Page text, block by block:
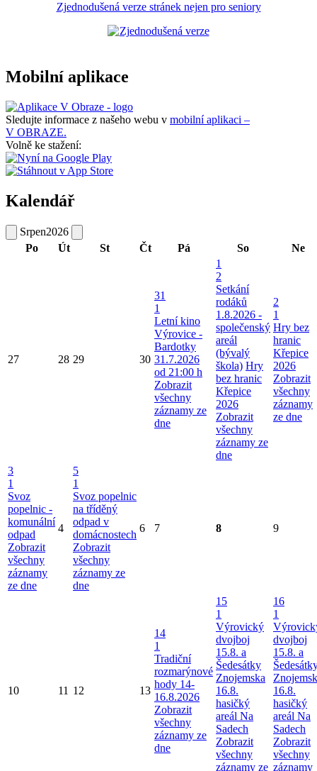
Zjednodušená verze stránek nejen pro seniory
Mobilní aplikace
Sledujte informace z našeho webu v mobilní aplikaci –
V OBRAZE.
Volně ke stažení:
Kalendář
Srpen2026
Po
Út St Čt Pá So Ne
27 28 29 30
31
1
Letní kino
Výrovice -
Bardotky
31.7.2026
od 21:00 h
Zobrazit
všechny
záznamy ze
dne
1
2
Setkání
rodáků
1.8.2026 -
společenský
areál
(bývalý
škola) Hry
bez hranic
Křepice
2026
Zobrazit
všechny
záznamy ze
dne
2
1
Hry bez
hranic
Křepice
2026
Zobrazit
všechny
záznamy
ze dne
3
1
Svoz
popelnic -
komunální
odpad
Zobrazit
všechny
záznamy
ze dne
4
5
1
Svoz popelnic
na tříděný
odpad v
domácnostech
Zobrazit
všechny
záznamy ze
dne
6 7 8 9
10 11 12 13
14
1
Tradiční
rozmarýnové
hody 14-
16.8.2026
Zobrazit
všechny
záznamy ze
dne
15
1
Výrovický
dvojboj
15.8. a
Šedesátky
Znojemska
16.8.
hasičký
areál Na
Sadech
Zobrazit
všechny
záznamy ze
16
1
dvojboj
15.8. a
16.8.
hasičký
areál Na
Sadech
Zobrazit
všechny
záznamy